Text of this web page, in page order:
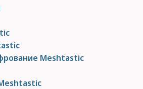
Meshtastic